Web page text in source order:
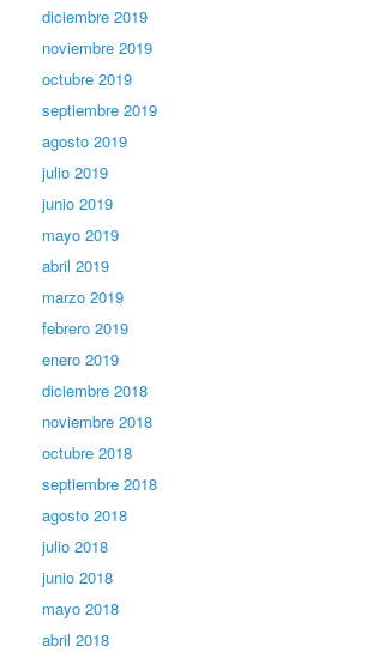
diciembre 2019
noviembre 2019
octubre 2019
septiembre 2019
agosto 2019
julio 2019
junio 2019
mayo 2019
abril 2019
marzo 2019
febrero 2019
enero 2019
diciembre 2018
noviembre 2018
octubre 2018
septiembre 2018
agosto 2018
julio 2018
junio 2018
mayo 2018
abril 2018